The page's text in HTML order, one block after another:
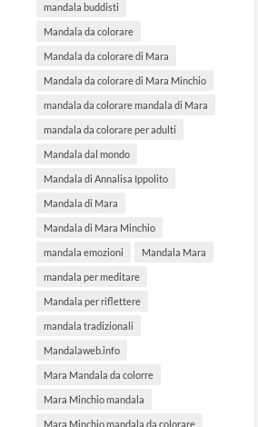
mandala buddisti
Mandala da colorare
Mandala da colorare di Mara
Mandala da colorare di Mara Minchio
mandala da colorare mandala di Mara
mandala da colorare per adulti
Mandala dal mondo
Mandala di Annalisa Ippolito
Mandala di Mara
Mandala di Mara Minchio
mandala emozioni Mandala Mara
mandala per meditare
Mandala per riflettere
mandala tradizionali
Mandalaweb.info
Mara Mandala da colorre
Mara Minchio mandala
Mara Minchio mandala da colorare